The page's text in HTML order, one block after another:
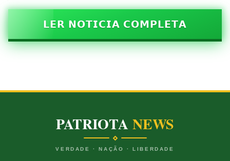
𝗟𝗘𝗥 𝗡𝗢𝗧𝗜𝗖𝗜𝗔 𝗖𝗢𝗠𝗣𝗟𝗘𝗧𝗔
PATRIOTANEWS
VERDADE · NAÇÃO · LIBERDADE